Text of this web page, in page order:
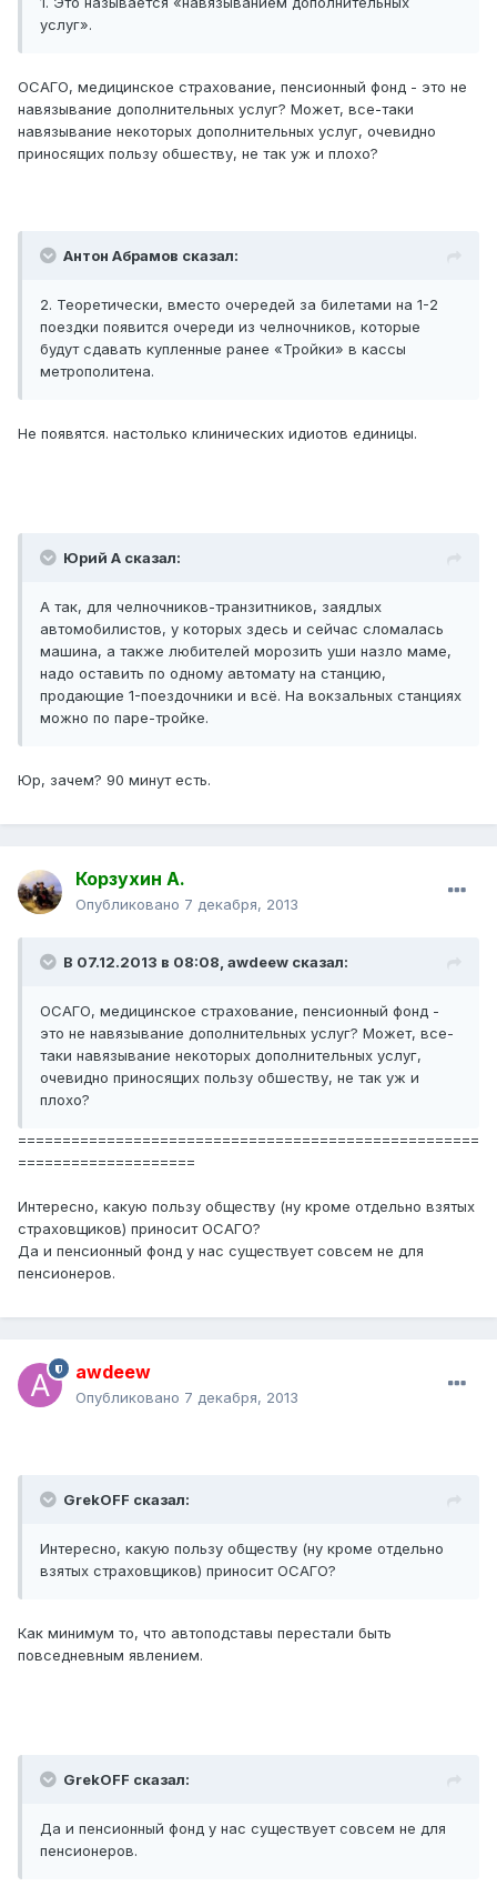
услуг».
ОСАГО, медицинское страхование, пенсионный фонд - это не
навязывание дополнительных услуг? Может, все-таки
навязывание некоторых дополнительных услуг, очевидно
приносящих пользу обшеству, не так уж и плохо?
Антон Абрамов сказал:
2. Теоретически, вместо очередей за билетами на 1-2
поездки появится очереди из челночников, которые
будут сдавать купленные ранее «Тройки» в кассы
метрополитена.
Не появятся. настолько клинических идиотов единицы.
Юрий А сказал:
А так, для челночников-транзитников, заядлых
автомобилистов, у которых здесь и сейчас сломалась
машина, а также любителей морозить уши назло маме,
надо оставить по одному автомату на станцию,
продающие 1-поездочники и всё. На вокзальных станциях
можно по паре-тройке.
Юр, зачем? 90 минут есть.
Корзухин А.
Опубликовано 7 декабря, 2013
В 07.12.2013 в 08:08, awdeew сказал:
ОСАГО, медицинское страхование, пенсионный фонд -
это не навязывание дополнительных услуг? Может, все-
таки навязывание некоторых дополнительных услуг,
очевидно приносящих пользу обшеству, не так уж и
плохо?
====================================================
====================
Интересно, какую пользу обществу (ну кроме отдельно взятых
страховщиков) приносит ОСАГО?
Да и пенсионный фонд у нас существует совсем не для
пенсионеров.
awdeew
Опубликовано 7 декабря, 2013
GrekOFF сказал:
Интересно, какую пользу обществу (ну кроме отдельно
взятых страховщиков) приносит ОСАГО?
Как минимум то, что автоподставы перестали быть
повседневным явлением.
GrekOFF сказал:
Да и пенсионный фонд у нас существует совсем не для
пенсионеров.